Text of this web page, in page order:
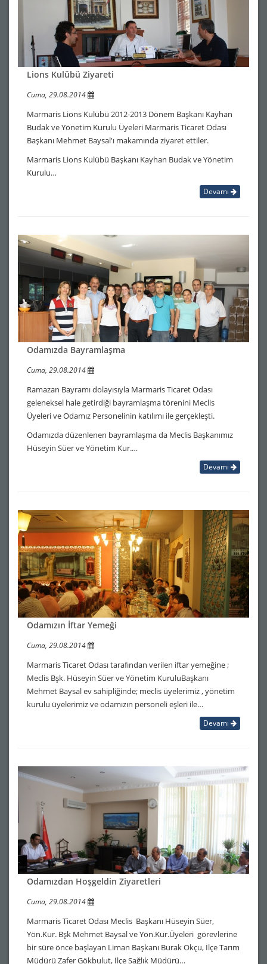
Lions Kulübü Ziyareti
Cuma, 29.08.2014
Marmaris Lions Kulübü 2012-2013 Dönem Başkanı Kayhan
Budak ve Yönetim Kurulu Üyeleri Marmaris Ticaret Odası
Başkanı Mehmet Baysal'ı makamında ziyaret ettiler.
Marmaris Lions Kulübü Başkanı Kayhan Budak ve Yönetim
Kurulu…
Devamı
Odamızda Bayramlaşma
Cuma, 29.08.2014
Ramazan Bayramı dolayısıyla Marmaris Ticaret Odası
geleneksel hale getirdiği bayramlaşma törenini Meclis
Üyeleri ve Odamız Personelinin katılımı ile gerçekleşti.
Odamızda düzenlenen bayramlaşma da Meclis Başkanımız
Hüseyin Süer ve Yönetim Kur.…
Devamı
Odamızın İftar Yemeği
Cuma, 29.08.2014
Marmaris Ticaret Odası tarafından verilen iftar yemeğine ;
Meclis Bşk. Hüseyin Süer ve Yönetim KuruluBaşkanı
Mehmet Baysal ev sahipliğinde; meclis üyelerimiz , yönetim
kurulu üyelerimiz ve odamızın personeli eşleri ile…
Devamı
Odamızdan Hoşgeldin Ziyaretleri
Cuma, 29.08.2014
Marmaris Ticaret Odası Meclis Başkanı Hüseyin Süer,
Yön.Kur. Bşk Mehmet Baysal ve Yön.Kur.Üyeleri görevlerine
bir süre önce başlayan Liman Başkanı Burak Okçu, İlçe Tarım
Müdürü Zafer Gökbulut, İlçe Sağlık Müdürü…